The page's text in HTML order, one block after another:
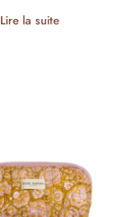
Lire la suite